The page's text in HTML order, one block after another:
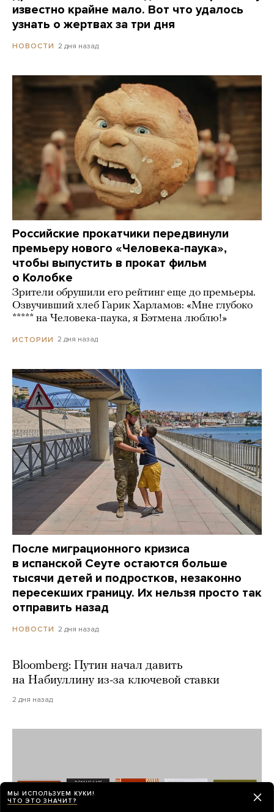
известно крайне мало. Вот что удалось
узнать о жертвах за три дня
НОВОСТИ 2 дня назад
Российские прокатчики передвинули
премьеру нового «Человека-паука»,
чтобы выпустить в прокат фильм
о Колобке
Зрители обрушили его рейтинг еще до премьеры.
Озвучивший хлеб Гарик Харламов: «Мне глубоко
***** на Человека-паука, я Бэтмена люблю!»
ИСТОРИИ 2 дня назад
После миграционного кризиса
в испанской Сеуте остаются больше
тысячи детей и подростков, незаконно
пересекших границу. Их нельзя просто так
отправить назад
НОВОСТИ 2 дня назад
Bloomberg: Путин начал давить
на Набиуллину из-за ключевой ставки
2 дня назад
МЫ ИСПОЛЬЗУЕМ КУКИ!
ЧТО ЭТО ЗНАЧИТ?